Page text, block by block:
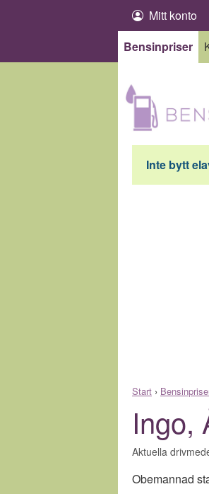
Mitt konto
Bensinpriser
Inte bytt
Start ›
Ingo,
Aktuella
Obemannad